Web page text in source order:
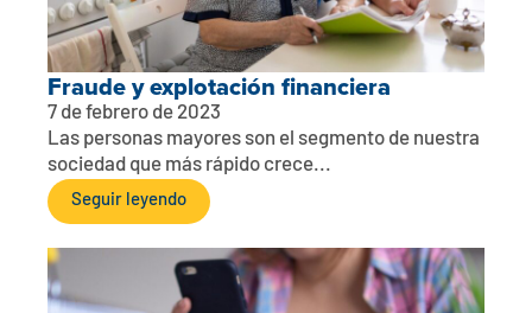
Fraude y explotación financiera
7 de febrero de 2023
Las personas mayores son el segmento de nuestra
sociedad que más rápido crece...
Seguir leyendo